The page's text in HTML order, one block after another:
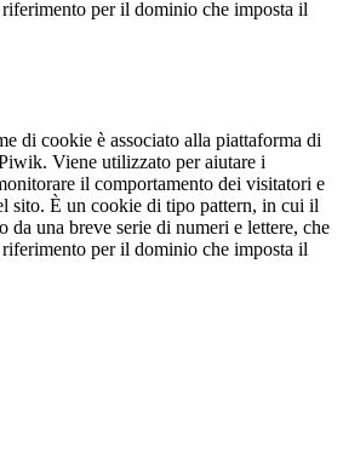
per il dominio che imposta il
di cookie è associato alla piattaforma di
Viene utilizzato per aiutare i
il comportamento dei visitatori e
sito. È un cookie di tipo pattern, in cui il
da una breve serie di numeri e lettere, che
per il dominio che imposta il